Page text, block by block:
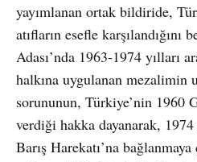
yayımlanan ortak bildiride,
atıfların esefle karşılandığını
Adası’nda 1963-1974 yılları
halkına uygulanan mezalimin
sorununun, Türkiye’nin 1960
verdiği hakka dayanarak,
Barış Harekatı’na bağlanmaya